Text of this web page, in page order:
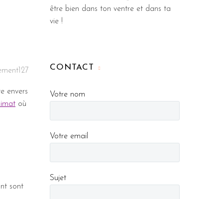
envers
où
sont
être bien dans ton ventre et dans ta
vie !
CONTACT
Votre nom
Votre email
Sujet